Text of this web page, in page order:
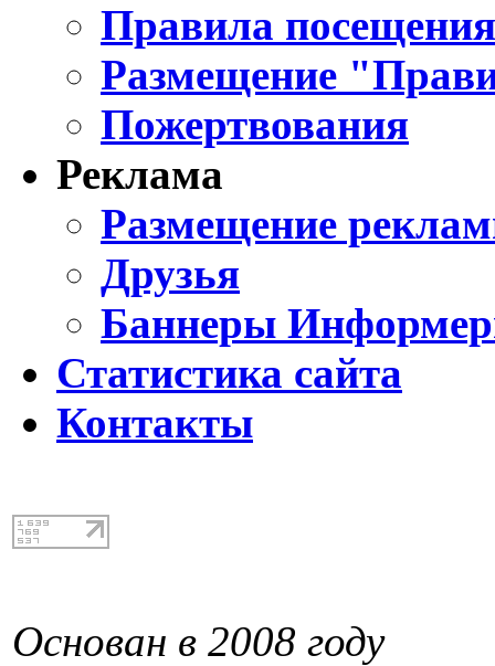
Правила
Размещение
Пожертвования
Реклама
Размещение
Друзья
Баннеры
Статистика сайта
Контакты
Основан в 2008 году